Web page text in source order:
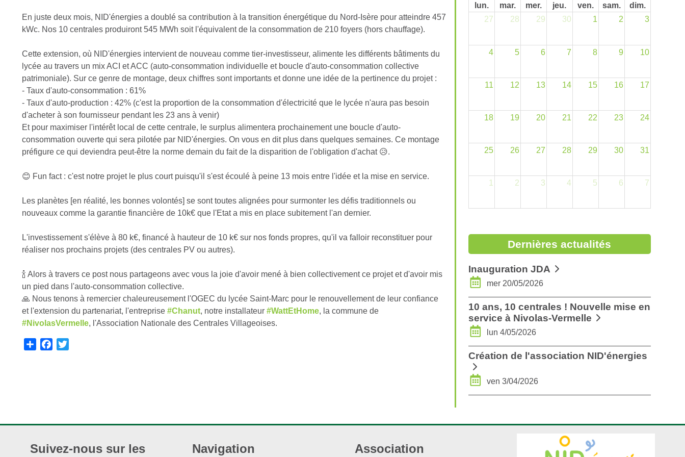
N°14 - Mai 2022
N°11 - Sept. 2021
N°9 - Mai 2021
N°8 - Mars 2021
N°6 - Nov. 2020
N°2 - Mars 2020
N°1 - Janvier 2020
En juste deux mois, NID'énergies a doublé sa contribution à la transition énergétique du Nord-Isère pour atteindre 457
kWc. Nos 10 centrales produiront 545 MWh soit l'équivalent de la consommation de 210 foyers (hors chauffage).
Cette extension, où NID'énergies intervient de nouveau comme tier-investisseur, alimente les différents bâtiments du
lycée au travers un mix ACI et ACC (auto-consommation individuelle et boucle d'auto-consommation collective
patrimoniale). Sur ce genre de montage, deux chiffres sont importants et donne une idée de la pertinence du projet :
- Taux d'auto-consommation : 61%
- Taux d'auto-production : 42% (c'est la proportion de la consommation d'électricité que le lycée n'aura pas besoin
d'acheter à son fournisseur pendant les 23 ans à venir)
Et pour maximiser l'intérêt local de cette centrale, le surplus alimentera prochainement une boucle d'auto-
consommation ouverte qui sera pilotée par NID'énergies. On vous en dit plus dans quelques semaines. Ce montage
préfigure ce qui deviendra peut-être la norme demain du fait de la disparition de l'obligation d'achat 😥.
😊 Fun fact : c'est notre projet le plus court puisqu'il s'est écoulé à peine 13 mois entre l'idée et la mise en service.
Les planètes [en réalité, les bonnes volontés] se sont toutes alignées pour surmonter les défis traditionnels ou
nouveaux comme la garantie financière de 10k€ que l'Etat a mis en place subitement l'an dernier.
L'investissement s'élève à 80 k€, financé à hauteur de 10 k€ sur nos fonds propres, qu'il va falloir reconstituer pour
réaliser nos prochains projets (des centrales PV ou autres).
🍾 Alors à travers ce post nous partageons avec vous la joie d'avoir mené à bien collectivement ce projet et d'avoir mis
un pied dans l'auto-consommation collective.
🙏 Nous tenons à remercier chaleureusement l'OGEC du lycée Saint-Marc pour le renouvellement de leur confiance
et l'extension du partenariat, l'entreprise #Chanut, notre installateur #WattEtHome, la commune de
#NivolasVermelle, l'Association Nationale des Centrales Villageoises.
lun. mar. mer. jeu. ven. sam.
dim.
27
28 29 30 1 2 3
4 5 6 7 8 9 10
11 12 13 14 15 16 17
18 19 20 21 22 23 24
25 26 27 28 29 30 31
1 2 3 4 5 6 7
Dernières actualités
Inauguration JDA
mer 20/05/2026
10 ans, 10 centrales ! Nouvelle mise en
service à Nivolas-Vermelle
lun 4/05/2026
Création de l'association NID'énergies
ven 3/04/2026
Suivez-nous sur les Navigation Association